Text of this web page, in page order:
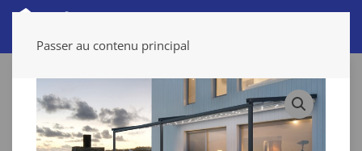
Passer au contenu principal